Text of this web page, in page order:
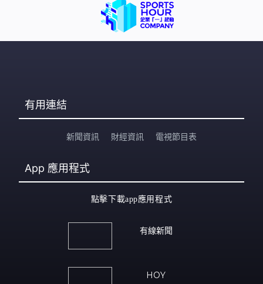
有用連結
新聞資訊 財經資訊 電視節目表
App 應用程式
點擊下載app應用程式
有線新聞
HOY